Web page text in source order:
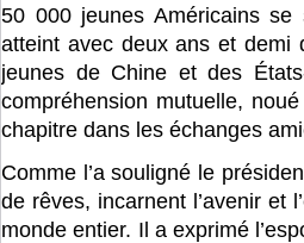
50 000 jeunes Américains se
atteint avec deux ans et demi
jeunes de Chine et des
compréhension mutuelle,
chapitre dans les échanges
Comme l’a souligné le
de rêves, incarnent l’avenir et
monde entier. Il a exprimé